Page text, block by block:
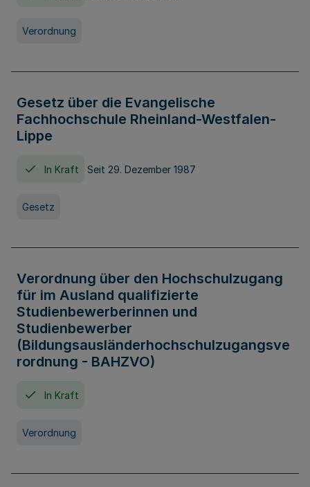
Verordnung
Gesetz über die Evangelische
Fachhochschule Rheinland-Westfalen-
Lippe
In Kraft Seit 29. Dezember 1987
Gesetz
Verordnung über den Hochschulzugang
für im Ausland qualifizierte
Studienbewerberinnen und
Studienbewerber
(Bildungsausländerhochschulzugangsve
rordnung - BAHZVO)
In Kraft
Verordnung